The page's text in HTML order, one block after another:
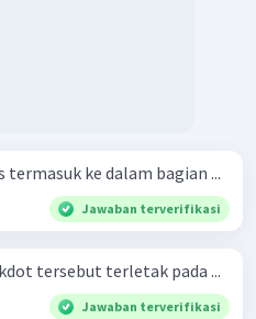
ke dalam bagian ...
Jawaban terverifikasi
tersebut terletak pada ...
Jawaban terverifikasi